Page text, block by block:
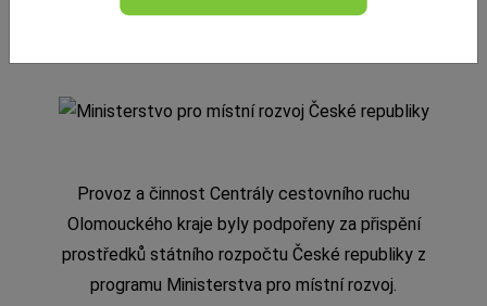
Provoz a činnost Centrály cestovního ruchu
Olomouckého kraje byly podpořeny za přispění
prostředků státního rozpočtu České republiky z
programu Ministerstva pro místní rozvoj.